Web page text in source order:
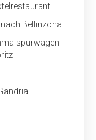
Bellinzona